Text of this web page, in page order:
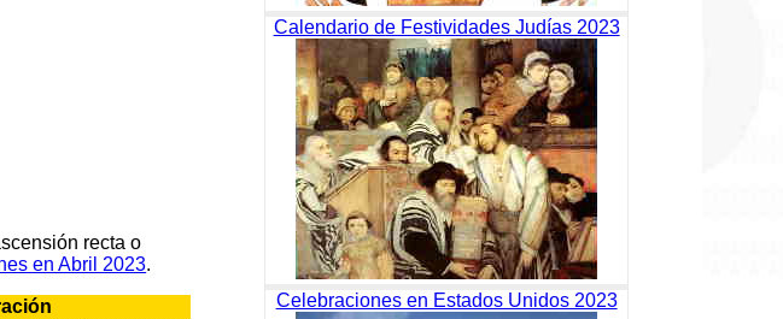
recta o
en Abril 2023.
Calendario de Festividades Judías 2023
Celebraciones en Estados Unidos 2023